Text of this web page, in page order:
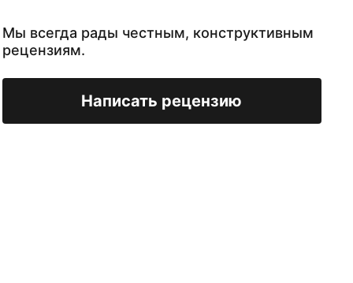
Мы всегда рады честным, конструктивным
рецензиям.
Написать рецензию